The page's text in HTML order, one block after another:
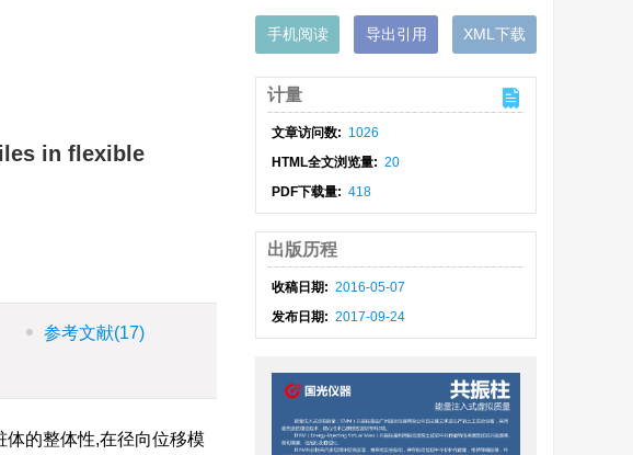
in flexible
参考文献(17)
的整体性,在径向位移模
手机阅读 导出引用 XML下载
计量
文章访问数: 1026
HTML全文浏览量: 20
PDF下载量: 418
出版历程
收稿日期: 2016-05-07
发布日期: 2017-09-24